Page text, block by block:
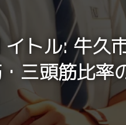
トル: 牛久
三頭筋比率